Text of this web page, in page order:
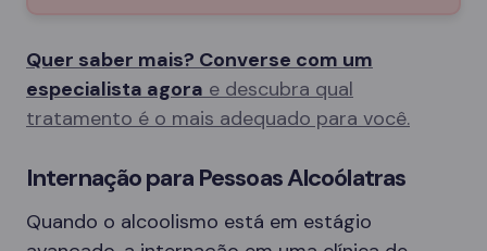
Quer saber mais? Converse com um
especialista agora e descubra qual
tratamento é o mais adequado para você.
Internação para Pessoas Alcoólatras
Quando o alcoolismo está em estágio